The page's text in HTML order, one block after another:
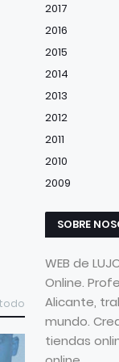
2017
2016
2015
2014
2013
2012
2011
2010
2009
SOBRE
WEB de
Online.
Alicante,
mundo.
tiendas